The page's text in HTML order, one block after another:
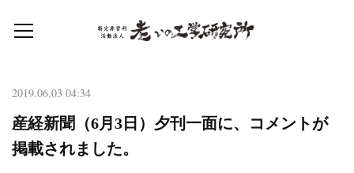
2019.06.03 04:34
産経新聞（6月3日）夕刊一面に、コメントが
掲載されました。